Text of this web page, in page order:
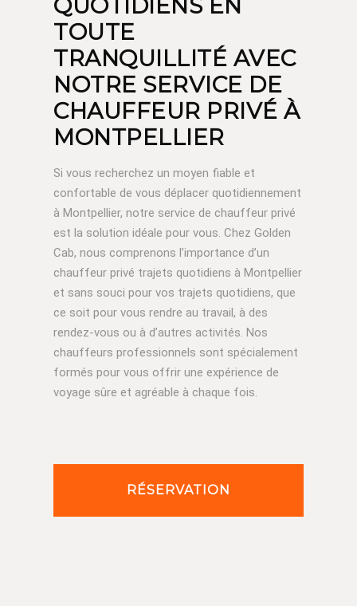
QUOTIDIENS EN
TOUTE
TRANQUILLITÉ AVEC
NOTRE SERVICE DE
CHAUFFEUR PRIVÉ À
MONTPELLIER
Si vous recherchez un moyen fiable et
confortable de vous déplacer quotidiennement
à Montpellier, notre service de chauffeur privé
est la solution idéale pour vous. Chez Golden
Cab, nous comprenons l’importance d’un
chauffeur privé trajets quotidiens à Montpellier
et sans souci pour vos trajets quotidiens, que
ce soit pour vous rendre au travail, à des
rendez-vous ou à d’autres activités. Nos
chauffeurs professionnels sont spécialement
formés pour vous offrir une expérience de
voyage sûre et agréable à chaque fois.
RÉSERVATION